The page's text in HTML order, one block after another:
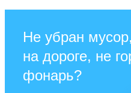
Не убран
на дороге, не
фонарь?